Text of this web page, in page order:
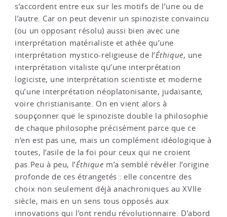
s’accordent entre eux sur les motifs de l’une ou de
l’autre. Car on peut devenir un spinoziste convaincu
(ou un opposant résolu) aussi bien avec une
interprétation matérialiste et athée qu’une
interprétation mystico-religieuse de l’Éthique, une
interprétation vitaliste qu’une interprétation
logiciste, une interprétation scientiste et moderne
qu’une interprétation néoplatonisante, judaïsante,
voire christianisante. On en vient alors à
soupçonner que le spinoziste double la philosophie
de chaque philosophe précisément parce que ce
n’en est pas une, mais un complément idéologique à
toutes, l’asile de la foi pour ceux qui ne croient
pas.Peu à peu, l’Éthique m’a semblé révéler l’origine
profonde de ces étrangetés : elle concentre des
choix non seulement déjà anachroniques au XVIIe
siècle, mais en un sens tous opposés aux
innovations qui l’ont rendu révolutionnaire. D’abord